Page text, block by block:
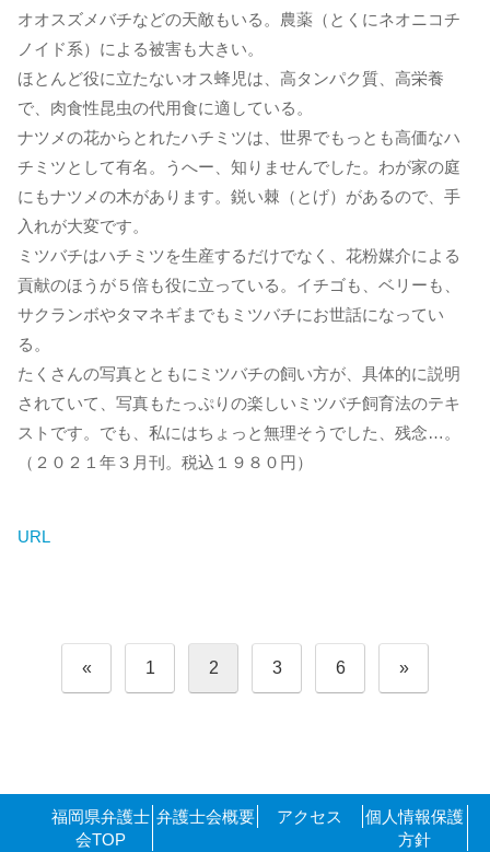
オオスズメバチなどの天敵もいる。農薬（とくにネオニコチ
ノイド系）による被害も大きい。
ほとんど役に立たないオス蜂児は、高タンパク質、高栄養
で、肉食性昆虫の代用食に適している。
ナツメの花からとれたハチミツは、世界でもっとも高価なハ
チミツとして有名。うへー、知りませんでした。わが家の庭
にもナツメの木があります。鋭い棘（とげ）があるので、手
入れが大変です。
ミツバチはハチミツを生産するだけでなく、花粉媒介による
貢献のほうが５倍も役に立っている。イチゴも、ベリーも、
サクランボやタマネギまでもミツバチにお世話になってい
る。
たくさんの写真とともにミツバチの飼い方が、具体的に説明
されていて、写真もたっぷりの楽しいミツバチ飼育法のテキ
ストです。でも、私にはちょっと無理そうでした、残念…。
（２０２１年３月刊。税込１９８０円）
URL
投
の
送
り
« 1 2 3 6 »
福岡県弁護士
会TOP
弁護士会概要 アクセス
個人情報保護
方針